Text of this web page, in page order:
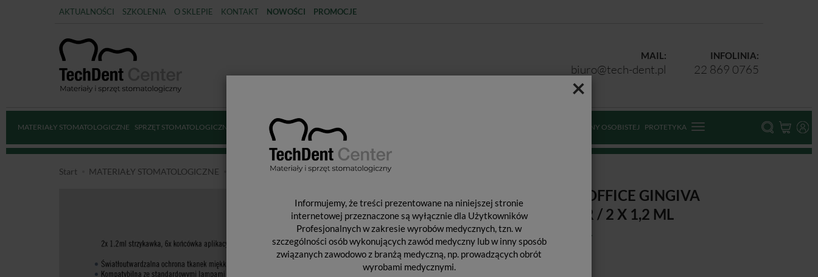
×
Informujemy, że treści prezentowane na niniejszej stronie
internetowej przeznaczone są wyłącznie dla Użytkowników
Profesjonalnych w zakresie wyrobów medycznych, tzn. w
szczególności osób wykonujących zawód medyczny lub w inny sposób
związanych zawodowo z branżą medyczną, np. prowadzących obrót
wyrobami medycznymi.
AKTUALNOŚCI SZKOLENIA O SKLEPIE KONTAKT NOWOŚCI PROMOCJE
INFOLINIA:
22 869 0765
MAIL:
biuro@tech-dent.pl
MATERIAŁY STOMATOLOGICZNE SPRZĘT STOMATOLOGICZNY DEZYNFEKCJA STERYLIZACJA ŚRODKI OCHRONY OSOBISTEJ PROTETYKA
Start MATERIAŁY STOMATOLOGICZNE WYBIELANIE ZĘBÓW Wybielanie nakładkowe
VIVIDA OFFICE GINGIVA
BARRIER / 2 X 1,2 ML